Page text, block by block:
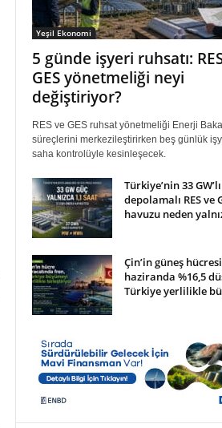
Yeşil Ekonomi
5 günde işyeri ruhsatı:
GES yönetmeliği neyi
değiştiriyor?
RES ve GES ruhsat yönetmeliği Enerji
süreçlerini merkezileştirirken beş günlük
saha kontrolüyle kesinleşecek.
Türkiye’nin 33
depolamalı RES ve
havuzu neden
Çin’in güneş
haziranda %16,5
Türkiye yerlilikle